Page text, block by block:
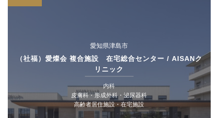
愛知県津島市
（社福）愛燦会 複合施設 在宅総合センター / AISANク
リニック
内科
皮膚科・形成外科・泌尿器科
高齢者居住施設・在宅施設